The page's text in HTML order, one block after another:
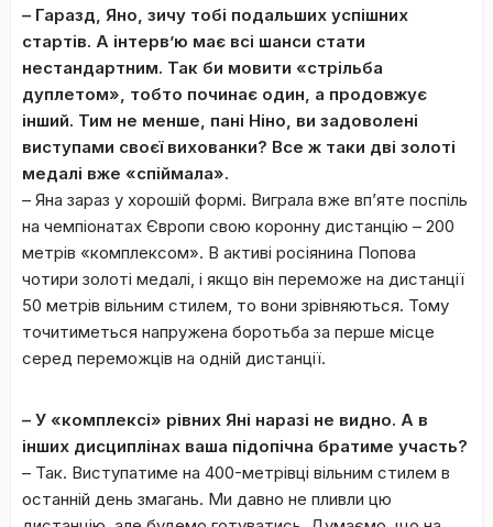
– Гаразд, Яно, зичу тобі подальших успішних
стартів. А інтерв’ю має всі шанси стати
нестандартним. Так би мовити «стрільба
дуплетом», тобто починає один, а продовжує
інший. Тим не менше, пані Ніно, ви задоволені
виступами своєї вихованки? Все ж таки дві золоті
медалі вже «спіймала».
– Яна зараз у хорошій формі. Виграла вже вп’яте поспіль
на чемпіонатах Європи свою коронну дистанцію – 200
метрів «комплексом». В активі росіянина Попова
чотири золоті медалі, і якщо він переможе на дистанції
50 метрів вільним стилем, то вони зрівняються. Тому
точитиметься напружена боротьба за перше місце
серед переможців на одній дистанції.
– У «комплексі» рівних Яні наразі не видно. А в
інших дисциплінах ваша підопічна братиме участь?
– Так. Виступатиме на 400-метрівці вільним стилем в
останній день змагань. Ми давно не пливли цю